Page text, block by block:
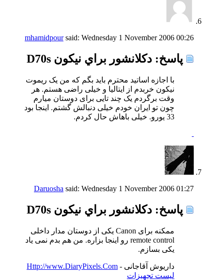
mhamidpoursaid: Wednesday 1 November 2006 00:26
پاسخ: دكلانشور براي نيكون D70s
با اجازه اساتید محترم باید بگم که من یک ریموت
نیکون خربدم از ایتالیا و خیلی راضی هستم. هر
وقت برگردم یک چند تایی برای دوستان میارم
چون تو ایران خودم خیلی دنبالش گشتم. اینجا بود
33 یورو. خیلی باهاش حال کردم.
Daruosha said: Wednesday 1 November 2006 01:27
پاسخ: دكلانشور براي نيكون D70s
ممکنه برای Canon یکی از دوستان مدار داخلی
remote control رو اینجا بزاره. من هم بدم نمی یاد
یکی بسازم.
داریوش آقاجانی - Http://www.DiaryPixels.Com
لیست تجهیزات